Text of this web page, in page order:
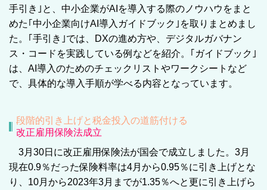
手引き｣と、中小企業がAIを導入する際のノウハウをまと
めた｢中小企業向けAI導入ガイドブック｣を取りまとめまし
た。｢手引き｣では、DXの進め方や、デジタルガバナン
ス・コードを実践している例などを紹介。｢ガイドブック｣
は、AI導入のためのチェックリストやワークシートなど
で、具体的な導入手順が学べる内容となっています。
段階的引き上げと税金投入の道筋付ける
改正雇用保険法成立
3月30日に改正雇用保険法が国会で成立しました。3月
現在0.9％だった保険料率は4月から0.95％に引き上げとな
り、10月から2023年3月までが1.35％へと更に引き上げら